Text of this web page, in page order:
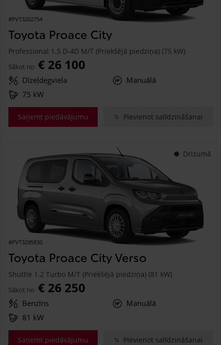
#PVT3202754
Toyota Proace City
Professional 1.5 D-4D M/T (Priekšējā piedziņa) (75 kW)
Sākot no € 26 100
Dīzeļdegviela
Manuālā
75 kW
Saņemt piedāvājumu Pievienot salīdzināšanai
Drīzumā
#PVT3295830
Toyota Proace City Verso
Shuttle 1.2 Turbo M/T (Priekšējā piedziņa) (81 kW)
Sākot no € 26 250
Benzīns
Manuālā
81 kW
Saņemt piedāvājumu Pievienot salīdzināšanai